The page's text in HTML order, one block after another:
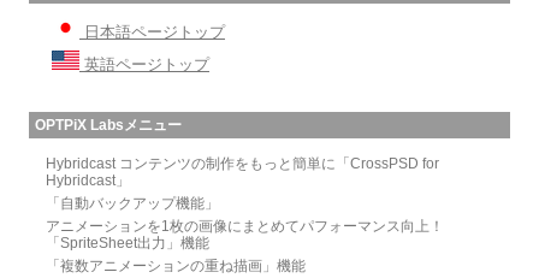
日本語ページトップ
英語ページトップ
OPTPiX Labsメニュー
Hybridcast コンテンツの制作をもっと簡単に「CrossPSD for
Hybridcast」
「自動バックアップ機能」
アニメーションを1枚の画像にまとめてパフォーマンス向上！
「SpriteSheet出力」機能
「複数アニメーションの重ね描画」機能